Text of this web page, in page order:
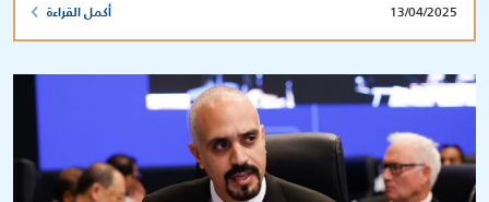
13/04/2025 أكمل القراءة